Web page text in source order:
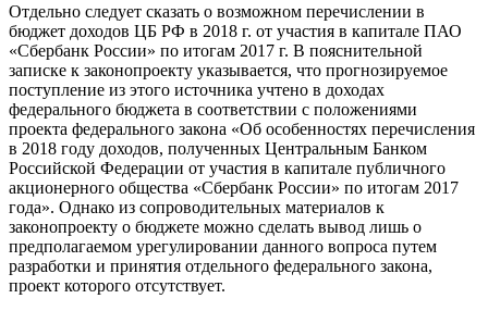
Отдельно следует сказать о возможном перечислении в
бюджет доходов ЦБ РФ в 2018 г. от участия в капитале ПАО
«Сбербанк России» по итогам 2017 г. В пояснительной
записке к законопроекту указывается, что прогнозируемое
поступление из этого источника учтено в доходах
федерального бюджета в соответствии с положениями
проекта федерального закона «Об особенностях перечисления
в 2018 году доходов, полученных Центральным Банком
Российской Федерации от участия в капитале публичного
акционерного общества «Сбербанк России» по итогам 2017
года». Однако из сопроводительных материалов к
законопроекту о бюджете можно сделать вывод лишь о
предполагаемом урегулировании данного вопроса путем
разработки и принятия отдельного федерального закона,
проект которого отсутствует.